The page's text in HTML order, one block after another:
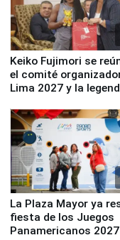
Keiko Fujimori se
el comité
Lima 2027 y la
La Plaza Mayor ya
fiesta de los Juegos
Panamericanos 2027